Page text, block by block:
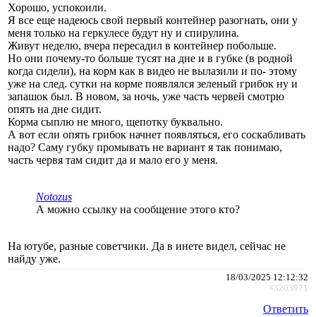
Хорошо, успокоили.
Я все еще надеюсь свой первый контейнер разогнать, они у
меня только на геркулесе будут ну и спирулина.
Живут неделю, вчера пересадил в контейнер побольше.
Но они почему-то больше тусят на дне и в губке (в родной
когда сидели), на корм как в видео не вылазили и по- этому
уже на след. сутки на корме появлялся зеленый грибок ну и
запашок был. В новом, за ночь, уже часть червей смотрю
опять на дне сидит.
Корма сыплю не много, щепотку буквально.
А вот если опять грибок начнет появляться, его соскабливать
надо? Саму губку промывать не вариант я так понимаю,
часть червя там сидит да и мало его у меня.
Notozus
А можно ссылку на сообщение этого кто?
На ютубе, разные советчики. Да в инете видел, сейчас не
найду уже.
18/03/2025 12:12:32
#3203971
Ответить